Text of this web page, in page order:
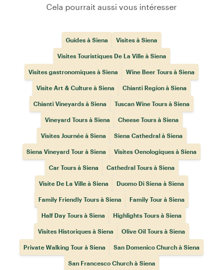
Cela pourrait aussi vous intéresser
Guides à Siena Visites à Siena
Visites Touristiques De La Ville à Siena
Visites gastronomiques à Siena Wine Beer Tours à Siena
Visite Art & Culture à Siena Chianti Region à Siena
Chianti Vineyards à Siena Tuscan Wine Tours à Siena
Vineyard Tours à Siena Cheese Tours à Siena
Visites Journée à Siena Siena Cathedral à Siena
Siena Vineyard Tour à Siena Visites Oenologiques à Siena
Car Tours à Siena Cathedral Tours à Siena
Visite De La Ville à Siena Duomo Di Siena à Siena
Family Friendly Tours à Siena Family Tour à Siena
Half Day Tours à Siena Highlights Tours à Siena
Visites Historiques à Siena Olive Oil Tours à Siena
Private Walking Tour à Siena San Domenico Church à Siena
San Francesco Church à Siena